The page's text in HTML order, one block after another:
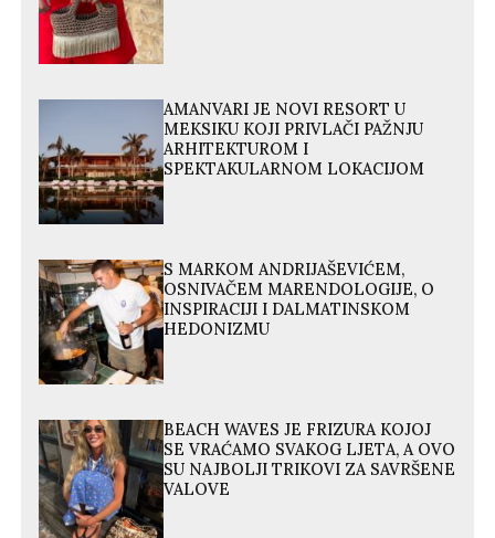
AMANVARI JE NOVI RESORT U
MEKSIKU KOJI PRIVLAČI PAŽNJU
ARHITEKTUROM I
SPEKTAKULARNOM LOKACIJOM
S MARKOM ANDRIJAŠEVIĆEM,
OSNIVAČEM MARENDOLOGIJE, O
INSPIRACIJI I DALMATINSKOM
HEDONIZMU
BEACH WAVES JE FRIZURA KOJOJ
SE VRAĆAMO SVAKOG LJETA, A OVO
SU NAJBOLJI TRIKOVI ZA SAVRŠENE
VALOVE